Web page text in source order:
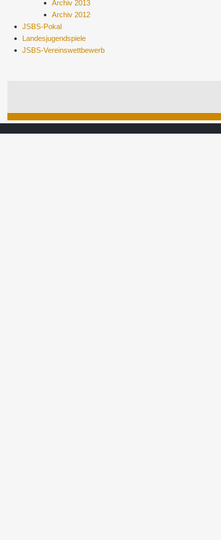
Archiv 2013
Archiv 2012
JSBS-Pokal
Landesjugendspiele
JSBS-Vereinswettbewerb